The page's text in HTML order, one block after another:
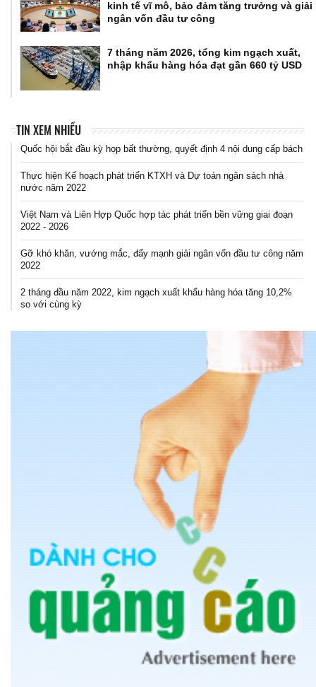
kinh tế vĩ mô, bảo đảm tăng trưởng và giải
ngân vốn đầu tư công
7 tháng năm 2026, tổng kim ngạch xuất,
nhập khẩu hàng hóa đạt gần 660 tỷ USD
TIN XEM NHIỀU
Quốc hội bắt đầu kỳ họp bất thường, quyết định 4 nội dung cấp bách
Thực hiện Kế hoạch phát triển KTXH và Dự toán ngân sách nhà
nước năm 2022
Việt Nam và Liên Hợp Quốc hợp tác phát triển bền vững giai đoạn
2022 - 2026
Gỡ khó khăn, vướng mắc, đẩy mạnh giải ngân vốn đầu tư công năm
2022
2 tháng đầu năm 2022, kim ngạch xuất khẩu hàng hóa tăng 10,2%
so với cùng kỳ